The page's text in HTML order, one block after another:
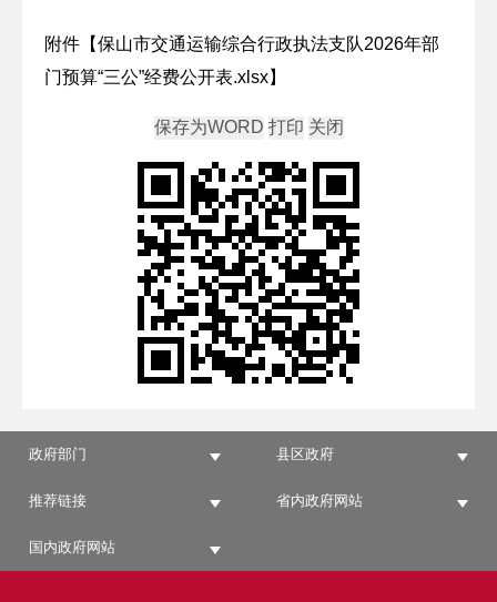
附件【保山市交通运输综合行政执法支队2026年部
门预算“三公”经费公开表.xlsx】
政府部门 县区政府
推荐链接 省内政府网站
国内政府网站